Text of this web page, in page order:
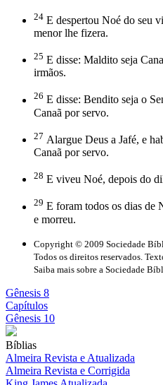
24 E despertou Noé do seu
menor lhe fizera.
25 E disse: Maldito seja
irmãos.
26 E disse: Bendito seja o
Canaã por servo.
27 Alargue Deus a Jafé, e
Canaã por servo.
28 E viveu Noé, depois do
29 E foram todos os dias de
e morreu.
Copyright © 2009 Sociedade
Todos os direitos reservados.
Saiba mais sobre a Sociedade
Gênesis 8
Capítulos
Gênesis 10
Bíblias
Almeira Revista e Atualizada
Almeira Revista e Corrigida